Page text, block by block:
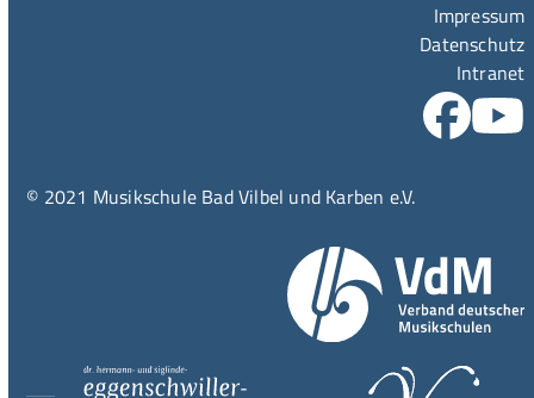
Impressum
Datenschutz
Intranet
© 2021 Musikschule Bad Vilbel und Karben e.V.